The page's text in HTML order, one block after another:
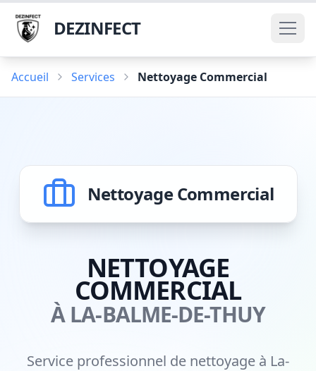
DEZINFECT
Accueil Services Nettoyage Commercial
Nettoyage Commercial
NETTOYAGE
COMMERCIAL
À LA-BALME-DE-THUY
Service professionnel de nettoyage à La-